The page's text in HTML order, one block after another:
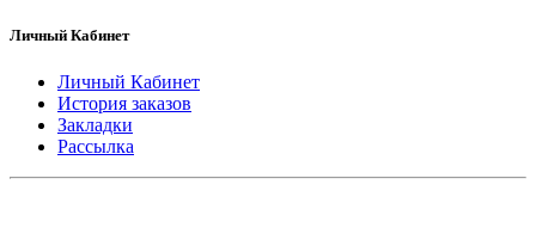
Личный Кабинет
Личный Кабинет
История заказов
Закладки
Рассылка